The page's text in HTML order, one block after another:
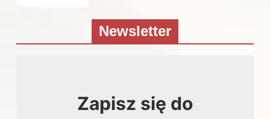
Newsletter
Zapisz się do